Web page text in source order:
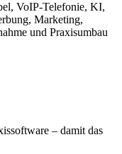
VoIP-Telefonie, KI,
Marketing,
und Praxisumbau
– damit das